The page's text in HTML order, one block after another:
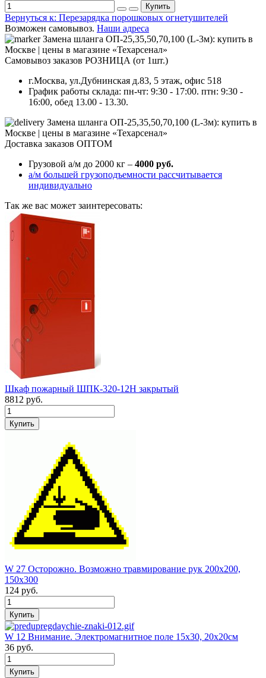
Купить
Вернуться к: Перезарядка порошковых огнетушителей
Возможен самовывоз. Наши адреса
Самовывоз заказов РОЗНИЦА (от 1шт.)
г.Москва, ул.Дубнинская д.83, 5 этаж, офис 518
График работы склада: пн-чт: 9:30 - 17:00. птн: 9:30 -
16:00, обед 13.00 - 13.30.
Доставка заказов ОПТОМ
Грузовой а/м до 2000 кг – 4000 руб.
а/м большей грузоподъемности рассчитывается
индивидуально
Так же вас может заинтересовать:
Шкаф пожарный ШПК-320-12Н закрытый
8812 руб.
W 27 Осторожно. Возможно травмирование рук 200х200,
150х300
124 руб.
W 12 Внимание. Электромагнитное поле 15х30, 20х20см
36 руб.